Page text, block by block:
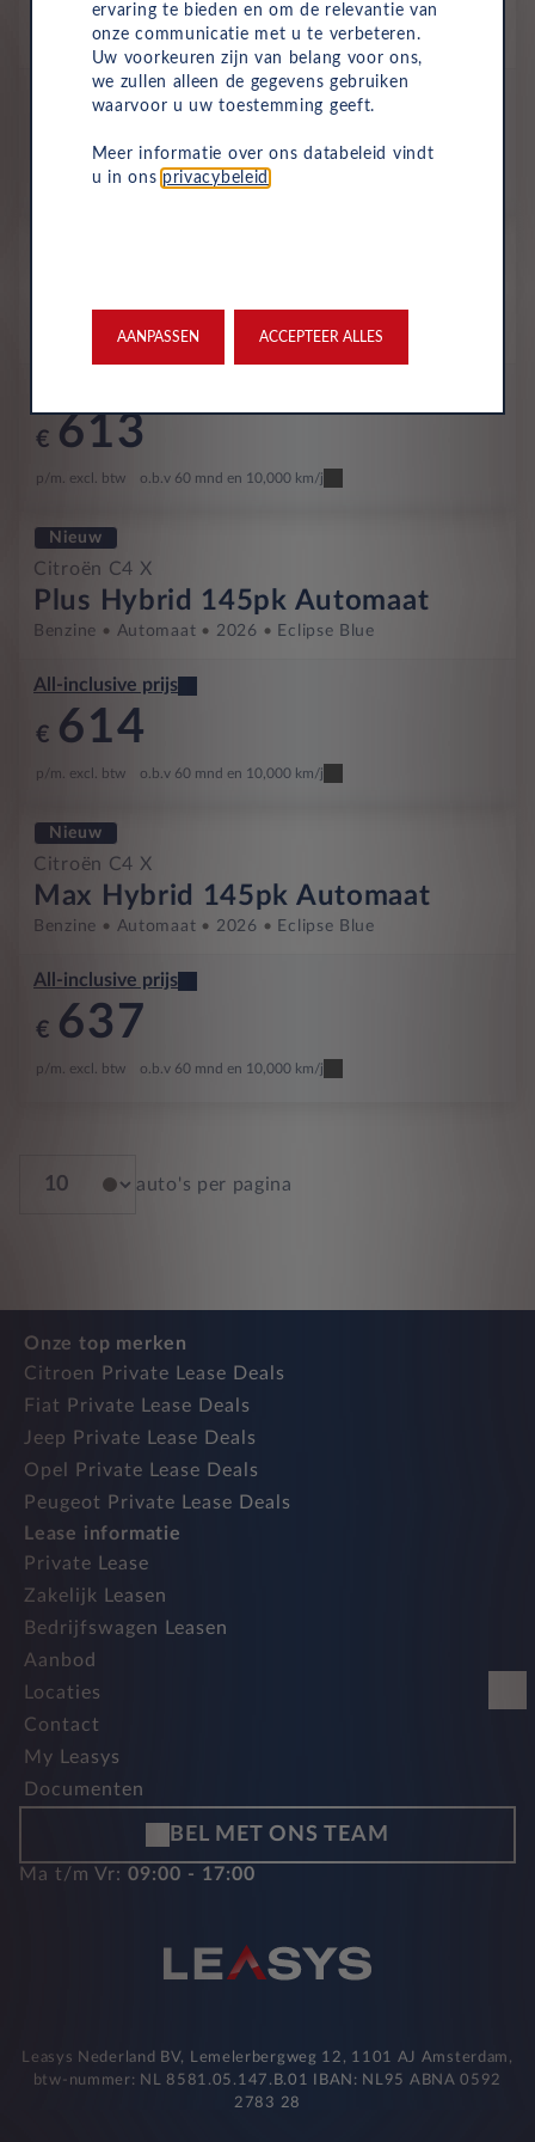
You Hybrid 145pk Automaat
Benzine Automaat 2026 Eclipse Blue
603
p/m. excl. btw o.b.v 60 mnd en 10,000 km/j
Max Hybrid 136 e-DCS6
Automaat Eclipse Blue
€ 613
p/m. excl. btw o.b.v 60 mnd en 10,000 km/j
Nieuw
Citroën C4 X
Plus Hybrid 145pk Automaat
Benzine Automaat 2026 Eclipse Blue
All-inclusive prijs
€ 614
p/m. excl. btw o.b.v 60 mnd en 10,000 km/j
Nieuw
Citroën C4 X
Max Hybrid 145pk Automaat
Benzine Automaat 2026 Eclipse Blue
All-inclusive prijs
€ 637
p/m. excl. btw o.b.v 60 mnd en 10,000 km/j
auto's per pagina
Onze top merken
Citroen Private Lease Deals
Fiat Private Lease Deals
Jeep Private Lease Deals
Opel Private Lease Deals
Peugeot Private Lease Deals
Lease informatie
Private Lease
Zakelijk Leasen
Bedrijfswagen Leasen
Aanbod
Locaties
Contact
My Leasys
Documenten
BEL MET ONS TEAM
Ma t/m Vr: 09:00 - 17:00
Leasys Nederland BV, Lemelerbergweg 12, 1101 AJ Amsterdam,
btw-nummer: NL 8581.05.147.B.01 IBAN: NL95 ABNA 0592
2783 28
ervaring te bieden en om de relevantie van
onze communicatie met u te verbeteren.
Uw voorkeuren zijn van belang voor ons,
we zullen alleen de gegevens gebruiken
waarvoor u uw toestemming geeft.
Meer informatie over ons databeleid vindt
u in ons privacybeleid
AANPASSEN ACCEPTEER ALLES